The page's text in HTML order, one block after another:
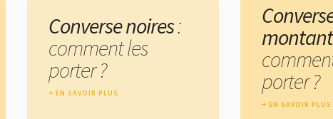
Converse noires:
comment les
porter ?
EN SAVOIR PLUS
porter ?
EN SAVOIR PLUS